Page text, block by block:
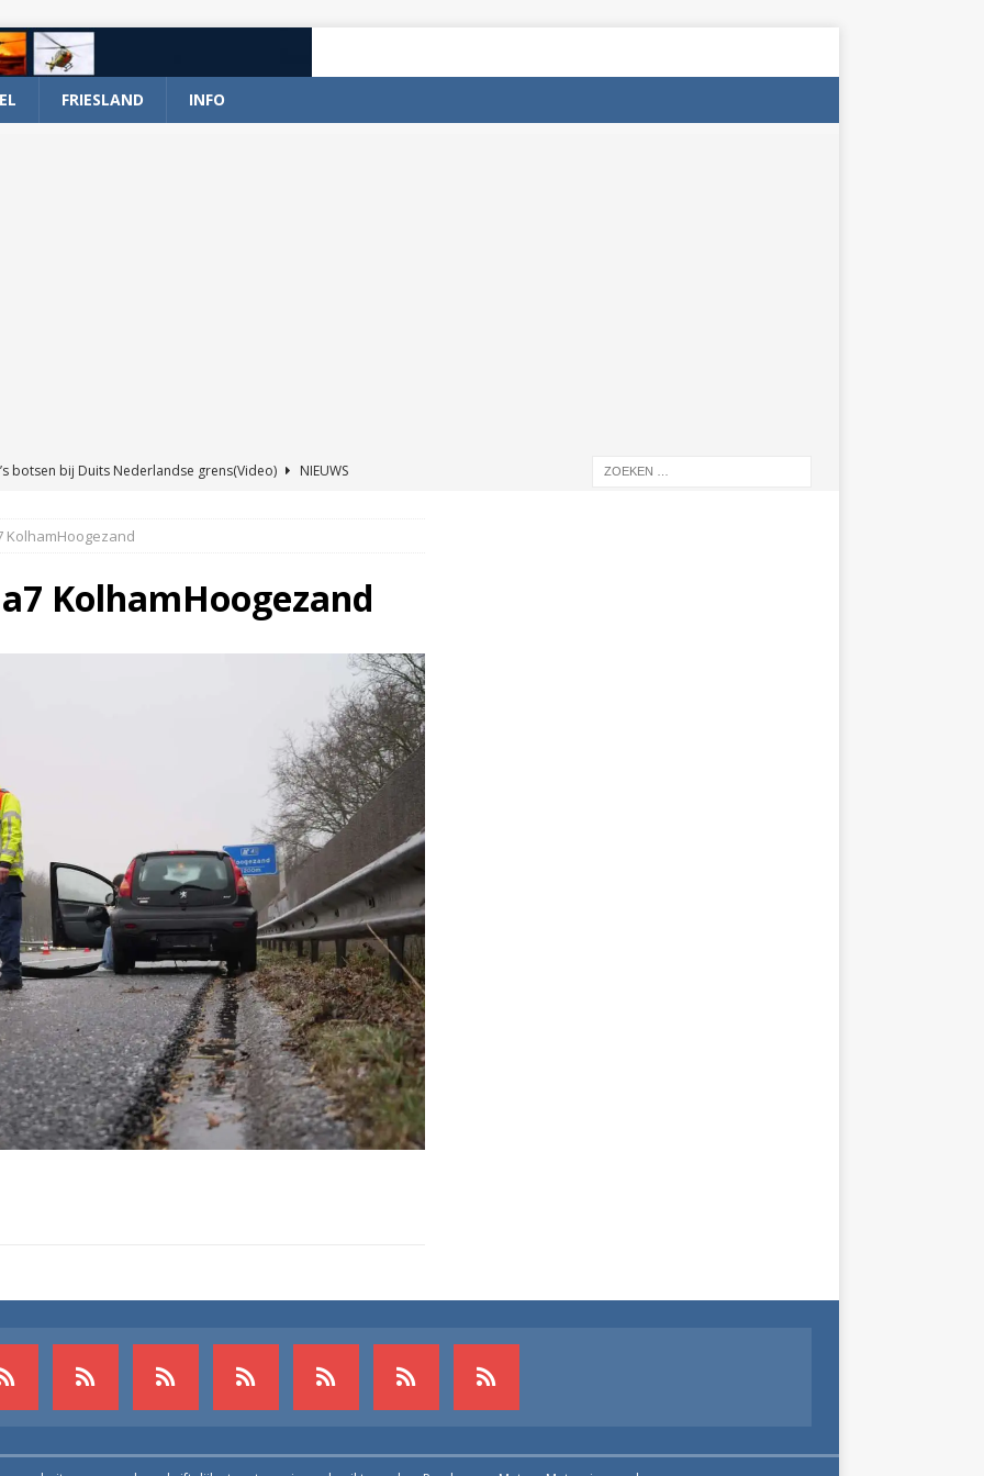
FRIESLAND INFO
botsen bij Duits Nederlandse grens(Video)
NIEUWS
en wagen met stro in de brand in Oosterhesselen(Video)
brand in Wijster(Video)
aangevaren op Schildmeer Steendam(Video) NIEUWS
KolhamHoogezand
KolhamHoogezand